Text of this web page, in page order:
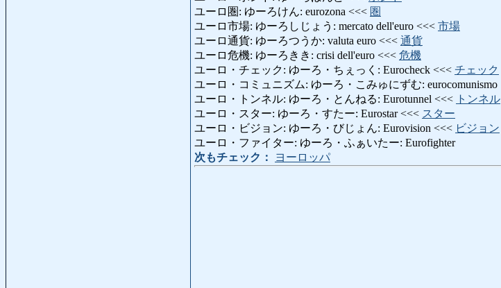
ユーロ圏: ゆーろけん: eurozona <<< 圏
ユーロ市場: ゆーろしじょう: mercato dell'euro <<< 市場
ユーロ通貨: ゆーろつうか: valuta euro <<< 通貨
ユーロ危機: ゆーろきき: crisi dell'euro <<< 危機
ユーロ・チェック: ゆーろ・ちぇっく: Eurocheck <<< チェック
ユーロ・コミュニズム: ゆーろ・こみゅにずむ: eurocomunismo
ユーロ・トンネル: ゆーろ・とんねる: Eurotunnel <<< トンネル
ユーロ・スター: ゆーろ・すたー: Eurostar <<< スター
ユーロ・ビジョン: ゆーろ・びじょん: Eurovision <<< ビジョン
ユーロ・ファイター: ゆーろ・ふぁいたー: Eurofighter
次もチェック：
ヨーロッパ